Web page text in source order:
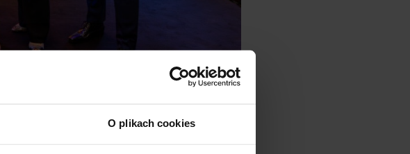
O plikach cookies
i rozpoznawalnym produktem jest
i zwiększyć bezpieczeństwo w sieci.